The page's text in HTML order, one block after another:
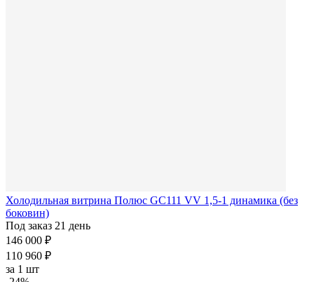
Холодильная витрина Полюс GC111 VV 1,5-1 динамика (без
боковин)
Под заказ 21 день
146 000 ₽
110 960 ₽
за 1 шт